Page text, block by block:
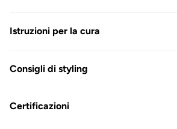
Istruzioni per la cura
Consigli di styling
Certificazioni